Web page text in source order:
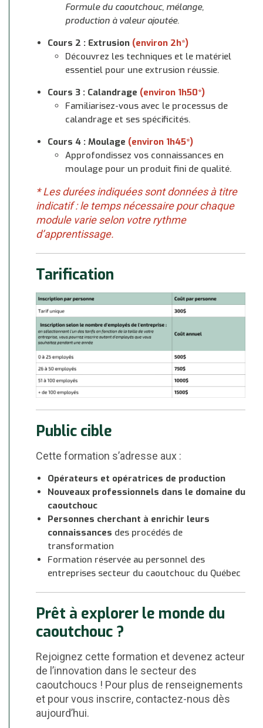
Formule du caoutchouc, mélange,
production à valeur ajoutée.
Cours 2 : Extrusion (environ 2h*)
Découvrez les techniques et le matériel
essentiel pour une extrusion réussie.
Cours 3 : Calandrage (environ 1h50*)
Familiarisez-vous avec le processus de
calandrage et ses spécificités.
Cours 4 : Moulage (environ 1h45*)
Approfondissez vos connaissances en
moulage pour un produit fini de qualité.
* Les durées indiquées sont données à titre
indicatif : le temps nécessaire pour chaque
module varie selon votre rythme
d’apprentissage.
Tarification
Public cible
Cette formation s’adresse aux :
Opérateurs et opératrices de production
Nouveaux professionnels dans le domaine du
caoutchouc
Personnes cherchant à enrichir leurs
connaissances des procédés de
transformation
Formation réservée au personnel des
entreprises secteur du caoutchouc du Québec
Prêt à explorer le monde du
caoutchouc ?
Rejoignez cette formation et devenez acteur
de l’innovation dans le secteur des
caoutchoucs ! Pour plus de renseignements
et pour vous inscrire, contactez-nous dès
aujourd’hui.